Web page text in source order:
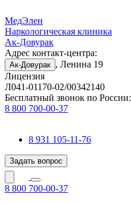
МедЭлен
Наркологическая клиника
Ак-Довурак
Адрес контакт-центра:
Ак-Довурак , Ленина 19
Лицензия
Л041-01170-02/00342140
Бесплатный звонок по России:
8 800 700-00-37
8 931 105-11-76
Задать вопрос
8 800 700-00-37